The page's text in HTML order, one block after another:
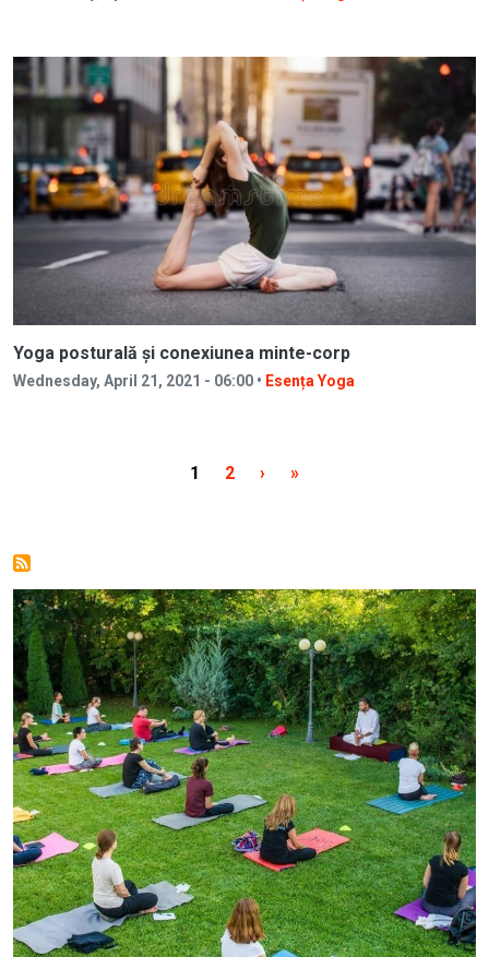
Yoga posturală și conexiunea minte-corp
Wednesday, April 21, 2021 - 06:00 • Esența Yoga
Current page
1 Page
2 Next page
› Last page
»
Image